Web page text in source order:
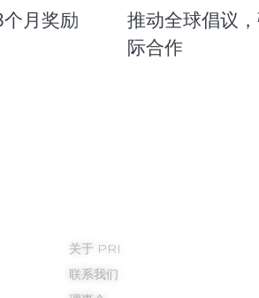
月奖励
推动全球倡议
际合作
关于 PRI
联系我们